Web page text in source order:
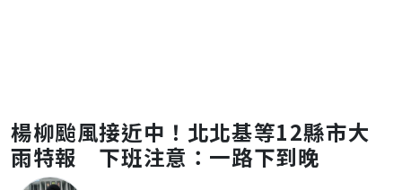
楊柳颱風接近中！北北基等12縣市大
雨特報 下班注意：一路下到晚